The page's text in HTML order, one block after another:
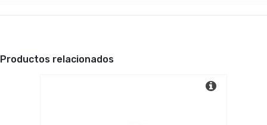
Productos relacionados